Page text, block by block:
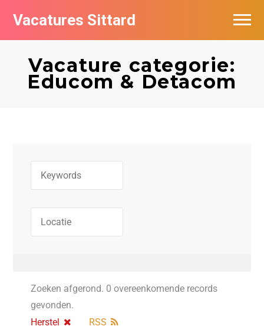
Vacatures Sittard
Vacature categorie:
Educom & Detacom
Zoeken afgerond. 0 overeenkomende records
gevonden.
Herstel
RSS
Vacatures per bedrijf
De populairste vacatures in Sittard